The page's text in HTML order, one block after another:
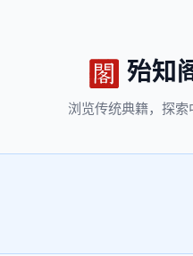
殆知
浏览传统典籍， 探索